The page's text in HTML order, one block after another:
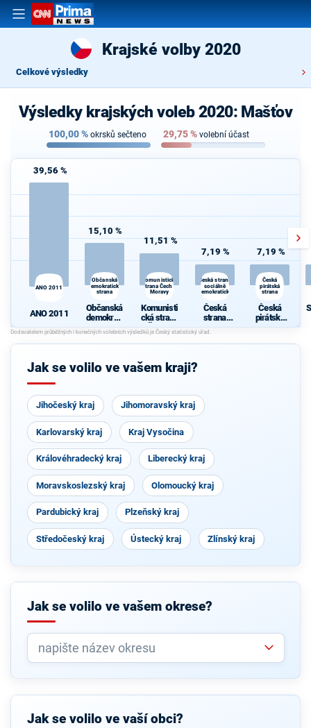
Krajské volby 2020
Celkové výsledky
Výsledky krajských voleb 2020: Mašťov
100,00% okrsků sečteno 29,75% volební účast
39,56 %
ANO 2011
ANO 2011
15,10 %
Občanská
demokratická
strana
Občanská
demokrati
cká strana
11,51 %
Komunistická
strana Čech a
Moravy
Komunisti
cká strana
Čech a
Moravy
7,19 %
Česká strana
sociálně
demokratická
Česká
strana
sociálně
demokrati
cká
7,19 %
Česká
pirátská
strana
Česká
pirátská
strana
Jak se volilo ve vašem kraji?
Jihočeský kraj Jihomoravský kraj
Karlovarský kraj Kraj Vysočina
Královéhradecký kraj Liberecký kraj
Moravskoslezský kraj Olomoucký kraj
Pardubický kraj Plzeňský kraj
Středočeský kraj Ústecký kraj Zlínský kraj
Jak se volilo ve vašem okrese?
Jak se volilo ve vaší obci?